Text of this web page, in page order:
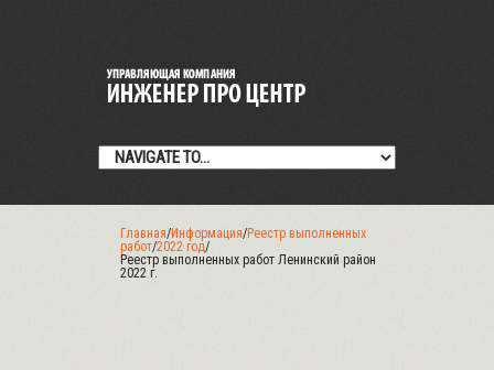
Главная/Информация/Реестр выполненных
работ/2022 год/
Реестр выполненных работ Ленинский район
2022 г.